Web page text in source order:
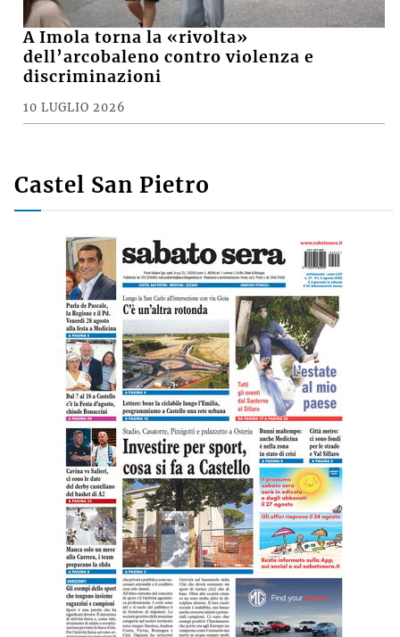
A Imola torna la «rivolta»
dell’arcobaleno contro violenza e
discriminazioni
10 LUGLIO 2026
Castel San Pietro